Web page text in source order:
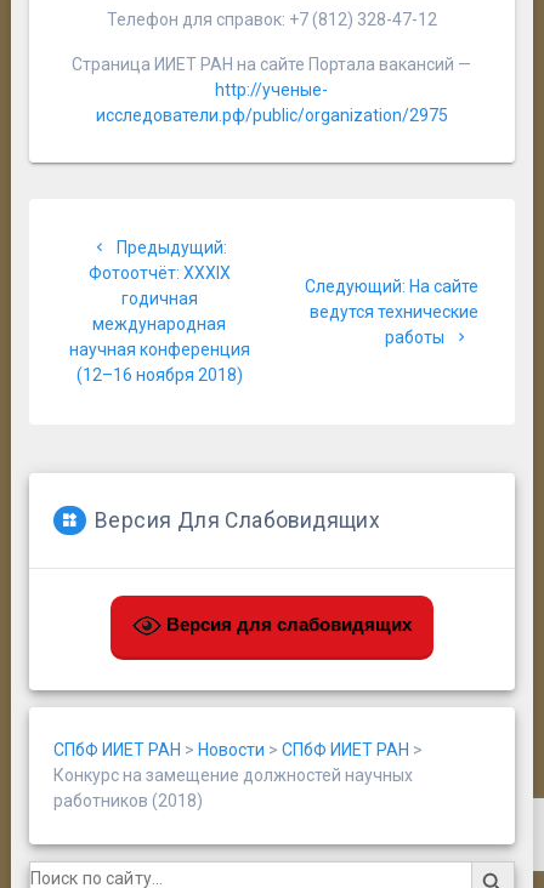
Телефон для справок: +7 (812) 328-47-12
Страница ИИЕТ РАН на сайте Портала вакансий —
http://ученые-
исследователи.рф/public/organization/2975
записям
Предыдущий:
запись:
Фотоотчёт: XXXIX
годичная
международная
научная конференция
(12–16 ноября 2018)
Следующий: Следующая
запись:
На сайте
ведутся технические
работы
Версия Для Слабовидящих
Версия для слабовидящих
СПбФ ИИЕТ РАН > Новости > СПбФ ИИЕТ РАН >
Конкурс на замещение должностей научных
работников (2018)
Search
Search Button